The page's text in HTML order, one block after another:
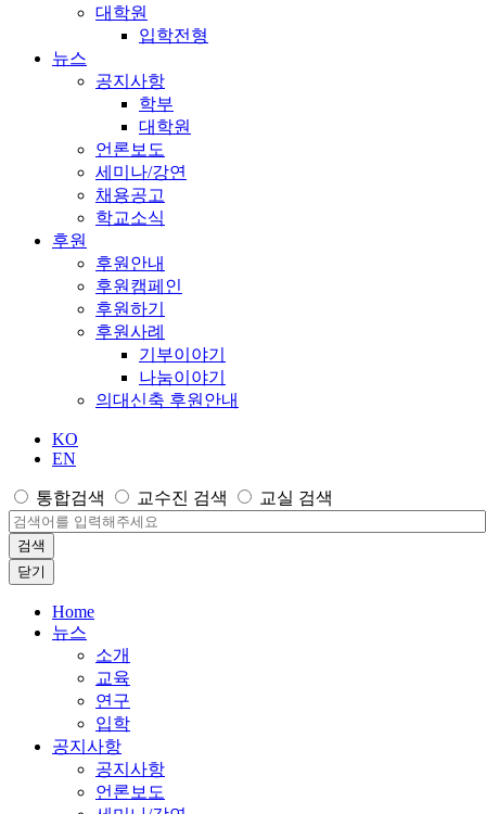
대학원
입학전형
뉴스
공지사항
학부
대학원
언론보도
세미나/강연
채용공고
학교소식
후원
후원안내
후원캠페인
후원하기
후원사례
기부이야기
나눔이야기
의대신축 후원안내
KO
EN
통합검색 교수진 검색 교실 검색
검색
닫기
Home
뉴스
소개
교육
연구
입학
공지사항
공지사항
언론보도